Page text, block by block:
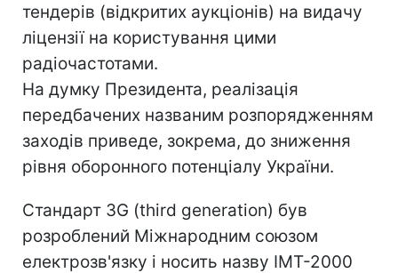
тендерів (відкритих аукціонів) на видачу
ліцензії на користування цими
радіочастотами.
На думку Президента, реалізація
передбачених названим розпорядженням
заходів приведе, зокрема, до зниження
рівня оборонного потенціалу України.
Стандарт 3G (third generation) був
розроблений Міжнародним союзом
електрозв'язку і носить назву IMT-2000